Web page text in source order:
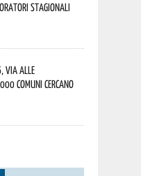
stagionali
via alle
Comuni cercano